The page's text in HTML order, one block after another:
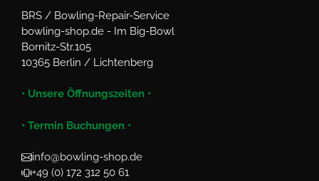
BRS / Bowling-Repair-Service
bowling-shop.de - Im Big-Bowl
Bornitz-Str.105
10365 Berlin / Lichtenberg
• Unsere Öffnungszeiten •
• Termin Buchungen •
info@bowling-shop.de
+49 (0) 172 312 50 61